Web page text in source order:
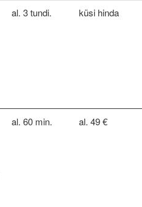
al. 3 tundi. küsi hinda
al. 60 min. al. 49 €